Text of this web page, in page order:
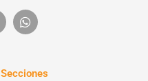
Secciones